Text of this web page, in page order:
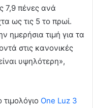
7,9 πένες ανά
ως τις 5 το πρωί.
ημερήσια τιμή για τα
στις κανονικές
υψηλότερη»,
τιμολόγιο One Luz 3